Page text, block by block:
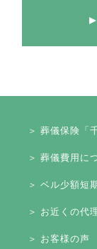
＞ 葬儀保険「
＞ 葬儀費用に
＞ ベル少額短
＞ お近くの代
＞ お客様の声